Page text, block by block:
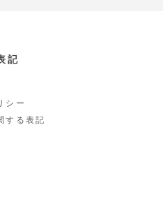
記
シー
する表記